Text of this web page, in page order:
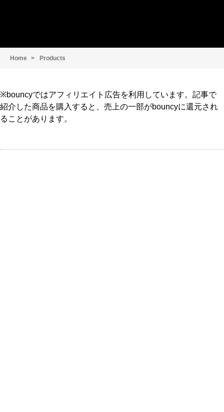
Home Products
※bouncyではアフィリエイト広告を利用しています。記事で
紹介した商品を購入すると、売上の一部がbouncyに還元され
ることがあります。